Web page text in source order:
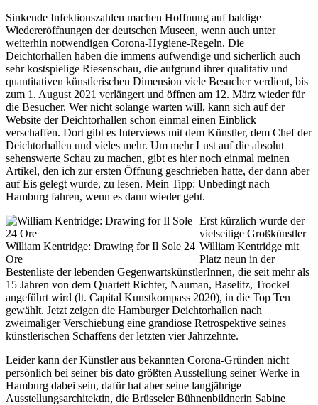
Sinkende Infektionszahlen machen Hoffnung auf baldige
Wiedereröffnungen der deutschen Museen, wenn auch unter
weiterhin notwendigen Corona-Hygiene-Regeln. Die
Deichtorhallen haben die immens aufwendige und sicherlich auch
sehr kostspielige Riesenschau, die aufgrund ihrer qualitativ und
quantitativen künstlerischen Dimension viele Besucher verdient, bis
zum 1. August 2021 verlängert und öffnen am 12. März wieder für
die Besucher. Wer nicht solange warten will, kann sich auf der
Website der Deichtorhallen schon einmal einen Einblick
verschaffen. Dort gibt es Interviews mit dem Künstler, dem Chef der
Deichtorhallen und vieles mehr. Um mehr Lust auf die absolut
sehenswerte Schau zu machen, gibt es hier noch einmal meinen
Artikel, den ich zur ersten Öffnung geschrieben hatte, der dann aber
auf Eis gelegt wurde, zu lesen. Mein Tipp: Unbedingt nach
Hamburg fahren, wenn es dann wieder geht.
William Kentridge: Drawing for Il Sole 24
Ore
Erst kürzlich wurde der
vielseitige Großkünstler
William Kentridge mit
Platz neun in der
Bestenliste der lebenden GegenwartskünstlerInnen, die seit mehr als
15 Jahren von dem Quartett Richter, Nauman, Baselitz, Trockel
angeführt wird (lt. Capital Kunstkompass 2020), in die Top Ten
gewählt. Jetzt zeigen die Hamburger Deichtorhallen nach
zweimaliger Verschiebung eine grandiose Retrospektive seines
künstlerischen Schaffens der letzten vier Jahrzehnte.
Leider kann der Künstler aus bekannten Corona-Gründen nicht
persönlich bei seiner bis dato größten Ausstellung seiner Werke in
Hamburg dabei sein, dafür hat aber seine langjährige
Ausstellungsarchitektin, die Brüsseler Bühnenbildnerin Sabine